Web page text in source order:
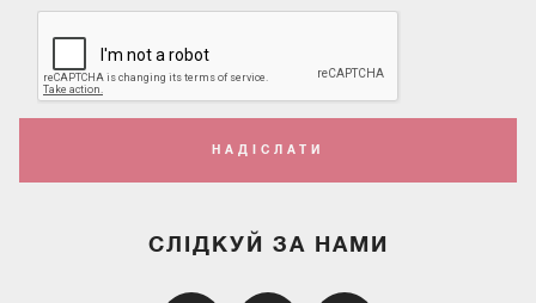
НАДІСЛАТИ
СЛІДКУЙ ЗА НАМИ